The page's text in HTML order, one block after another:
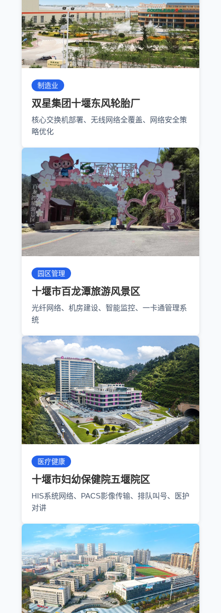
制造业
双星集团十堰东风轮胎厂
核心交换机部署、无线网络全覆盖、网络安全策
略优化
园区管理
十堰市百龙潭旅游风景区
光纤网络、机房建设、智能监控、一卡通管理系
统
医疗健康
十堰市妇幼保健院五堰院区
HIS系统网络、PACS影像传输、排队叫号、医护
对讲